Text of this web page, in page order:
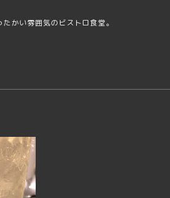
かい雰囲気のビストロ食堂。